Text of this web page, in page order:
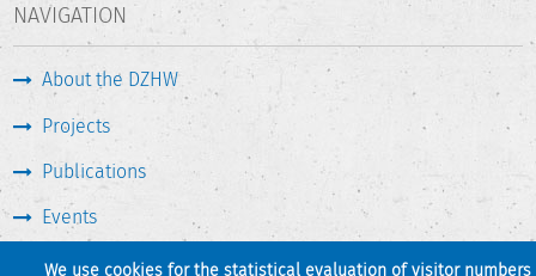
We use cookies for the statistical evaluation of visitor numbers
NAVIGATION
About the DZHW
Projects
Publications
Events
Press & Service